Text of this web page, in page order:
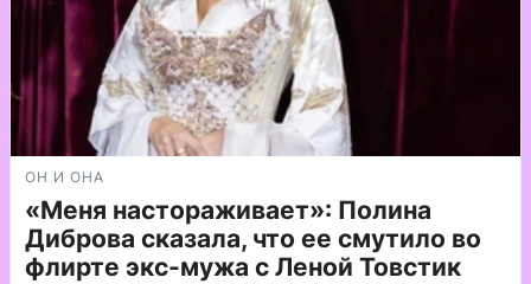
ОН И ОНА
«Меня настораживает»: Полина
Диброва сказала, что ее смутило во
флирте экс-мужа с Леной Товстик